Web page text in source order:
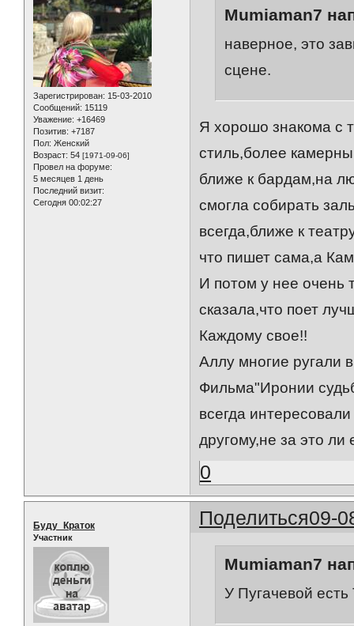
Зарегистрирован: 15-03-2010
Сообщений: 15119
Уважение: +16469
Позитив: +7187
Пол: Женский
Возраст: 54 [1971-09-06]
Провел на форуме:
5 месяцев 1 день
Последний визит:
Сегодня 00:02:27
Mumiaman7
наверное, это
сцене.
Я хорошо знакома с
стиль,более
ближе к бардам,на
смогла собирать
всегда,ближе к
что пишет сама,а
И потом у нее очень
сказала,что поет
Каждому свое!!
Аллу многие ругали
Фильма"Иронии
всегда
другому,не за это
0
Поделиться09-
Буду_Краток
Участник
Mumiaman7
У Пугачевой есть